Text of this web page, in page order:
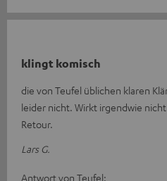
klingt komisch
die von Teufel üblichen klaren
leider nicht. Wirkt irgendwie
Retour.
Lars G.
Antwort von Teufel: